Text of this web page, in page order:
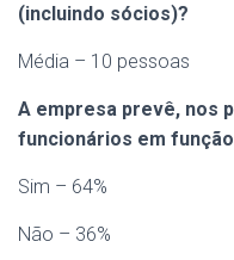
(incluindo sócios)?
Média – 10 pessoas
A empresa prevê, nos
funcionários em
Sim – 64%
Não – 36%